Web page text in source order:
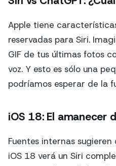
Apple tiene
reservadas para Siri.
GIF de tus últimas fotos
voz. Y esto es sólo una
podríamos esperar de la
iOS 18: El amanecer
Fuentes internas
iOS 18 verá un Siri